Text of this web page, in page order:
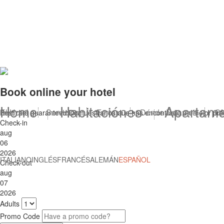
Home Habitaciónes
El Hotel Servicios Ferrara Dónde Estamos
ITALIANOINGLÉSFRANCÉSALEMÁNESPAÑOL
Book online your hotel
Best rate guaranteedDemuéstranos que has encontrado un mejor
Check-in
aug
06
2026
Check-out
aug
07
2026
Adults
Promo Code